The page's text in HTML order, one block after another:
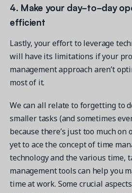
4. Make your day-to-day
efficient
Lastly, your effort to leverage
will have its limitations if your
management approach aren’t
most of it.
We can all relate to forgetting to
smaller tasks (and sometimes
because there’s just too much on
yet to ace the concept of time
technology and the various time,
management tools can help you
time at work. Some crucial